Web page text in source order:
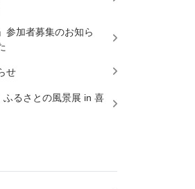
参加者募集のお知ら
せ
るさとの風景展 in 喜